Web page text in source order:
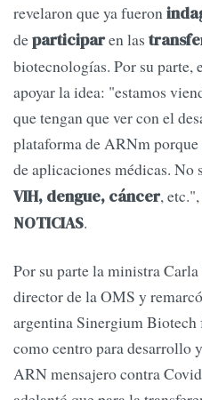
revelaron que ya fueron
departiciparen las
biotecnologías. Por su parte,
apoyar la idea: "estamos
que tengan que ver con el
plataforma de ARNm
de aplicaciones médicas. No
VIH, dengue, cáncer,
NOTICIAS.
Por su parte la ministra
director de la OMS y
argentina Sinergium
como centro para desarrollo
ARN mensajero contra